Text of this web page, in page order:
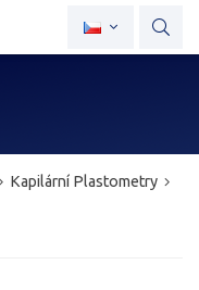
Kapilární Plastometry